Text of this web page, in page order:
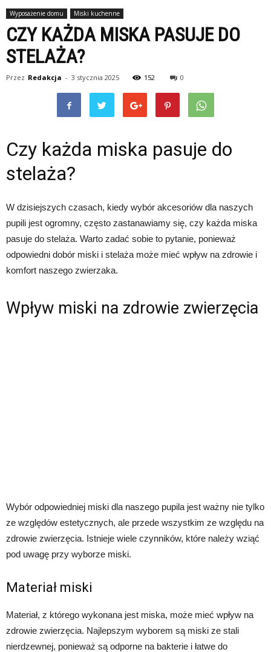
Wyposażenie domu Miski kuchenne
CZY KAŻDA MISKA PASUJE DO
STELAŻA?
Przez Redakcja - 3 stycznia 2025 152 0
Czy każda miska pasuje do
stelaża?
W dzisiejszych czasach, kiedy wybór akcesoriów dla naszych
pupili jest ogromny, często zastanawiamy się, czy każda miska
pasuje do stelaża. Warto zadać sobie to pytanie, ponieważ
odpowiedni dobór miski i stelaża może mieć wpływ na zdrowie i
komfort naszego zwierzaka.
Wpływ miski na zdrowie zwierzęcia
Wybór odpowiedniej miski dla naszego pupila jest ważny nie tylko
ze względów estetycznych, ale przede wszystkim ze względu na
zdrowie zwierzęcia. Istnieje wiele czynników, które należy wziąć
pod uwagę przy wyborze miski.
Materiał miski
Materiał, z którego wykonana jest miska, może mieć wpływ na
zdrowie zwierzęcia. Najlepszym wyborem są miski ze stali
nierdzewnej, ponieważ są odporne na bakterie i łatwe do